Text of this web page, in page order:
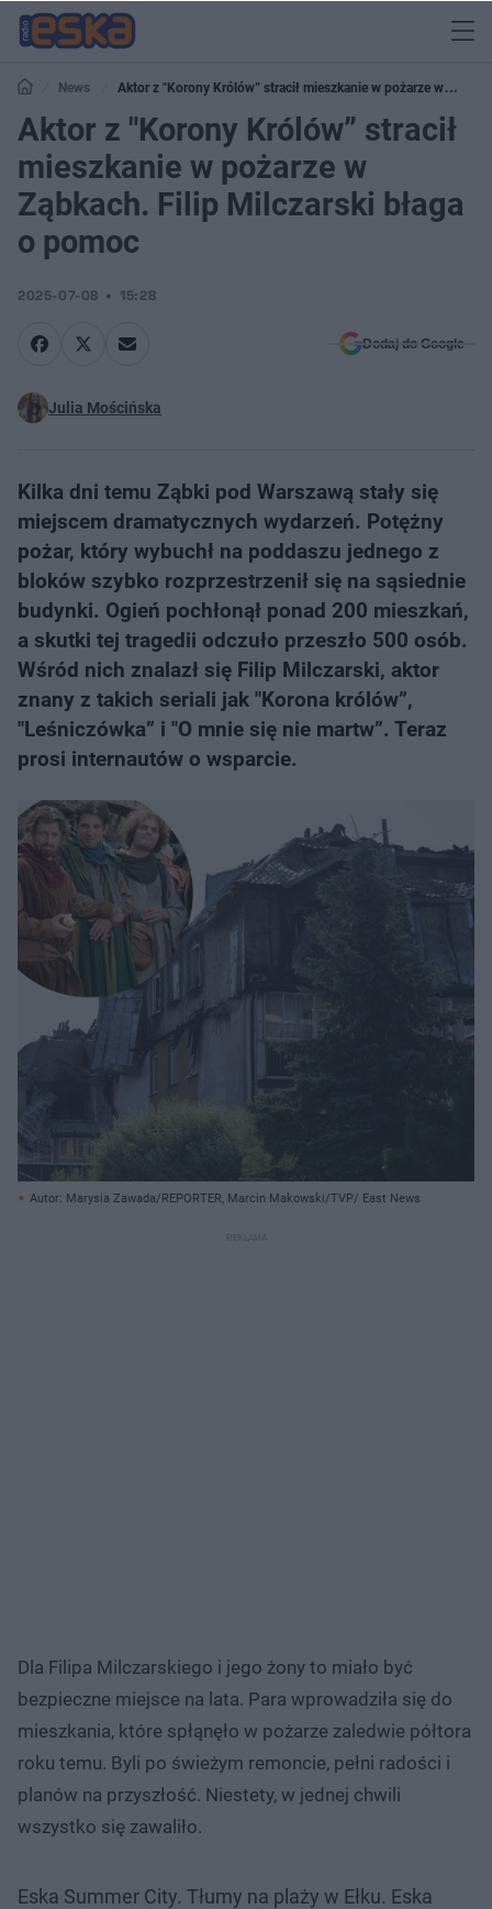
News
Aktor z "Korony Królów” stracił mieszkanie w pożarze w
Ząbkach. Filip Milczarski błaga o pomoc
Aktor z "Korony Królów” stracił
mieszkanie w pożarze w
Ząbkach. Filip Milczarski błaga
o pomoc
2025-07-08 15:28
Dodaj do Google
Julia Mościńska
Kilka dni temu Ząbki pod Warszawą stały się
miejscem dramatycznych wydarzeń. Potężny
pożar, który wybuchł na poddaszu jednego z
bloków szybko rozprzestrzenił się na sąsiednie
budynki. Ogień pochłonął ponad 200 mieszkań,
a skutki tej tragedii odczuło przeszło 500 osób.
Wśród nich znalazł się Filip Milczarski, aktor
znany z takich seriali jak "Korona królów”,
"Leśniczówka” i "O mnie się nie martw”. Teraz
prosi internautów o wsparcie.
Autor: Marysia Zawada/REPORTER, Marcin Makowski/TVP/ East News
Dla Filipa Milczarskiego i jego żony to miało być
bezpieczne miejsce na lata. Para wprowadziła się do
mieszkania, które spłąnęło w pożarze zaledwie półtora
roku temu. Byli po świeżym remoncie, pełni radości i
planów na przyszłość. Niestety, w jednej chwili
wszystko się zawaliło.
Eska Summer City. Tłumy na plaży w Ełku. Eska